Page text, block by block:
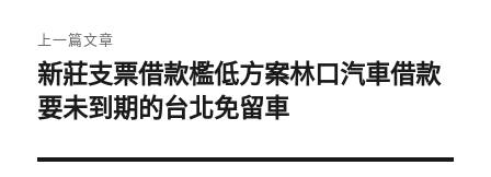
章
導
覽
上一篇文章
上
一
文
新莊支票借款檻低方案林口汽車借款
要未到期的台北免留車